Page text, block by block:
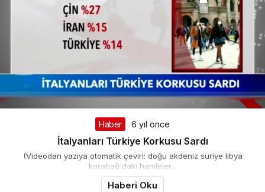
Haber 6 yıl önce
İtalyanları Türkiye Korkusu Sardı
(Videodan yazıya otomatik çeviri: doğu akdeniz suriye libya
karabağ'daki hamleler...
Haberi Oku